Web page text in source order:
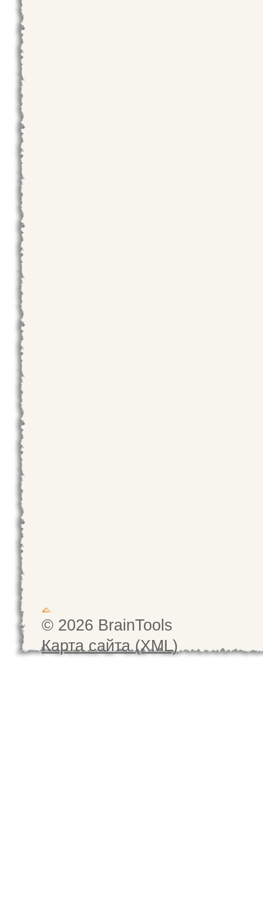
© 2026 BrainTools
Карта сайта (XML)